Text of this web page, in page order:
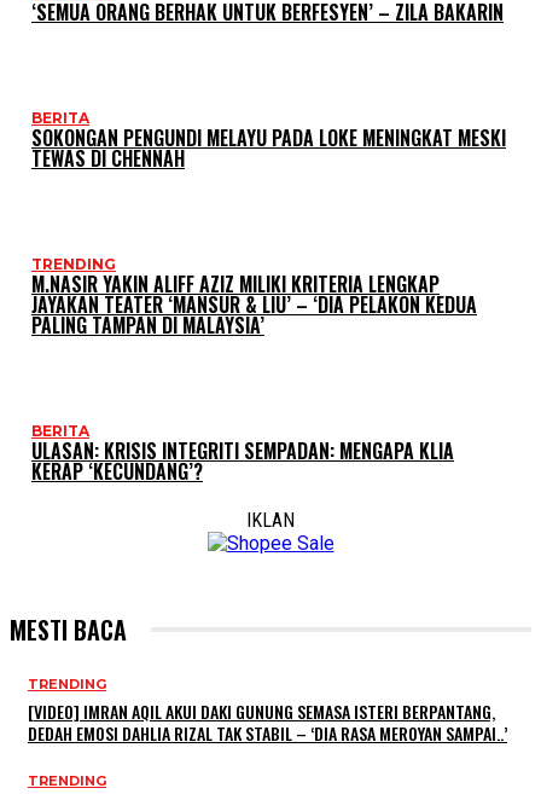
‘SEMUA ORANG BERHAK UNTUK BERFESYEN’ – ZILA BAKARIN
BERITA
SOKONGAN PENGUNDI MELAYU PADA LOKE MENINGKAT MESKI
TEWAS DI CHENNAH
TRENDING
M.NASIR YAKIN ALIFF AZIZ MILIKI KRITERIA LENGKAP
JAYAKAN TEATER ‘MANSUR & LIU’ – ‘DIA PELAKON KEDUA
PALING TAMPAN DI MALAYSIA’
BERITA
ULASAN: KRISIS INTEGRITI SEMPADAN: MENGAPA KLIA
KERAP ‘KECUNDANG’?
IKLAN
MESTI BACA
TRENDING
[VIDEO] IMRAN AQIL AKUI DAKI GUNUNG SEMASA ISTERI BERPANTANG,
DEDAH EMOSI DAHLIA RIZAL TAK STABIL – ‘DIA RASA MEROYAN SAMPAI..’
TRENDING